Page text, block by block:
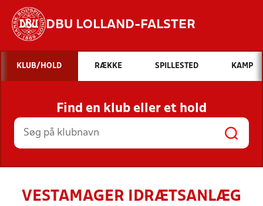
DBU LOLLAND-FALSTER
Hvad vil du søge efter?
INDHOLD OG NYHEDER
STILLINGER, RESULTATER, KLUBBER OG
HOLD
KLUB/HOLD RÆKKE SPILLESTED KAMP
Find en klub eller et hold
VESTAMAGER IDRÆTSANLÆG